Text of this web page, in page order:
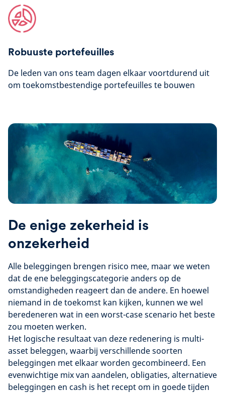
Robuuste portefeuilles
De leden van ons team dagen elkaar voortdurend uit
om toekomstbestendige portefeuilles te bouwen
De enige zekerheid is
onzekerheid
Alle beleggingen brengen risico mee, maar we weten
dat de ene beleggingscategorie anders op de
omstandigheden reageert dan de andere. En hoewel
niemand in de toekomst kan kijken, kunnen we wel
beredeneren wat in een worst-case scenario het beste
zou moeten werken.
Het logische resultaat van deze redenering is multi-
asset beleggen, waarbij verschillende soorten
beleggingen met elkaar worden gecombineerd. Een
evenwichtige mix van aandelen, obligaties, alternatieve
beleggingen en cash is het recept om in goede tijden